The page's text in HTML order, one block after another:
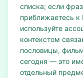
списка; если
приближаетесь к
используйте
контекстом
пословицы,
сегодня — это
отдельный